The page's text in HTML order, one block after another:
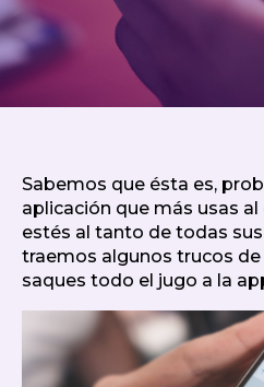
Sabemos que ésta es,
aplicación que más usas al
estés al tanto de todas
traemos algunos trucos
saques todo el jugo a la